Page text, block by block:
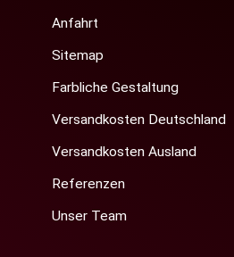
Anfahrt
Sitemap
Farbliche Gestaltung
Versandkosten Deutschland
Versandkosten Ausland
Referenzen
Unser Team